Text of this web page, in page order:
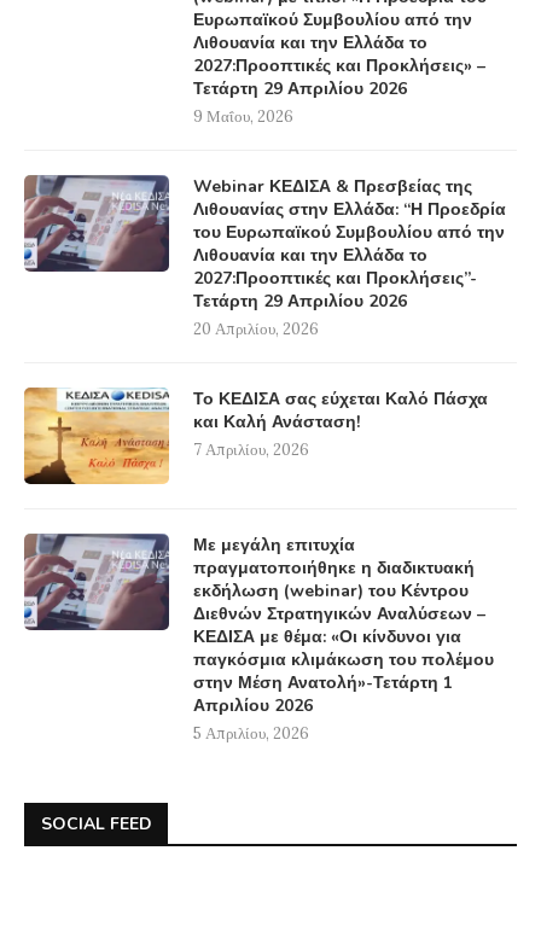
Ευρωπαϊκού Συμβουλίου από την
Λιθουανία και την Ελλάδα το
2027:Προοπτικές και Προκλήσεις» –
Τετάρτη 29 Απριλίου 2026
9 Μαΐου, 2026
Webinar ΚΕΔΙΣΑ & Πρεσβείας της
Λιθουανίας στην Ελλάδα: “Η Προεδρία
του Ευρωπαϊκού Συμβουλίου από την
Λιθουανία και την Ελλάδα το
2027:Προοπτικές και Προκλήσεις”-
Τετάρτη 29 Απριλίου 2026
20 Απριλίου, 2026
Το ΚΕΔΙΣΑ σας εύχεται Καλό Πάσχα
και Καλή Ανάσταση!
7 Απριλίου, 2026
Με μεγάλη επιτυχία
πραγματοποιήθηκε η διαδικτυακή
εκδήλωση (webinar) του Κέντρου
Διεθνών Στρατηγικών Αναλύσεων –
ΚΕΔΙΣΑ με θέμα: «Οι κίνδυνοι για
παγκόσμια κλιμάκωση του πολέμου
στην Μέση Ανατολή»-Τετάρτη 1
Απριλίου 2026
5 Απριλίου, 2026
SOCIAL FEED